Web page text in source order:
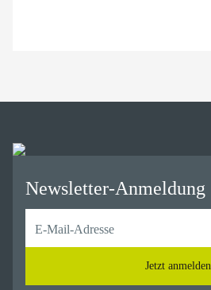
Newsletter-Anmeldung
Jetzt anmelden